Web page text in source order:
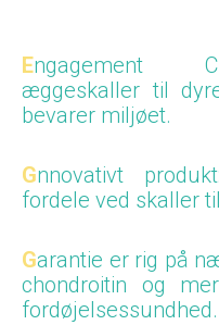
Engagement
æggeskaller til
bevarer miljøet.
Gnnovativt produkt
fordele ved skaller
Garantie er rig på
chondroitin og
fordøjelsessundhed.